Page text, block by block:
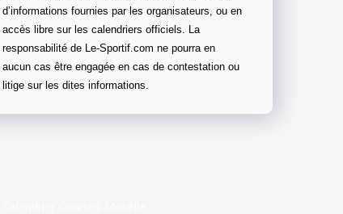
d’informations fournies par les organisateurs, ou en
accès libre sur les calendriers officiels. La
responsabilité de Le-Sportif.com ne pourra en
aucun cas être engagée en cas de contestation ou
litige sur les dites informations.